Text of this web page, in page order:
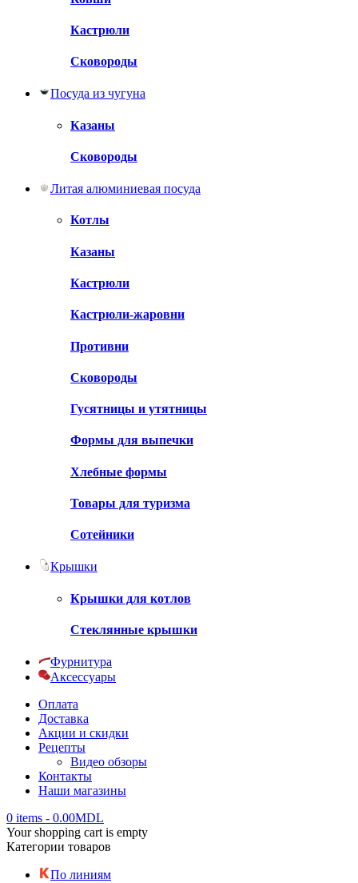
Кастрюли
Сковороды
Посуда из чугуна
Казаны
Сковороды
Литая алюминиевая посуда
Котлы
Казаны
Кастрюли
Кастрюли-жаровни
Противни
Сковороды
Гусятницы и утятницы
Формы для выпечки
Хлебные формы
Товары для туризма
Сотейники
Крышки
Крышки для котлов
Стеклянные крышки
Фурнитура
Аксессуары
Оплата
Доставка
Акции и скидки
Рецепты
Видео обзоры
Контакты
Наши магазины
0 items - 0.00MDL
Your shopping cart is empty
Категории товаров
По линиям